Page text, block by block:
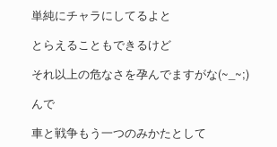
単純にチャラにしてるよと
とらえることもできるけど
それ以上の危なさを孕んでますがな(~_~;)
んで
車と戦争もう一つのみかたとして